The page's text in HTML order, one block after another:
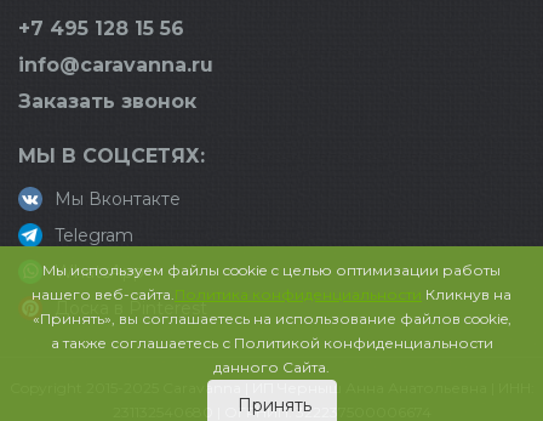
+7 495 128 15 56
info@caravanna.ru
Заказать звонок
МЫ В СОЦСЕТЯХ:
Мы Вконтакте
Telegram
WhatsApp
Доска в Pinterest
Copyright 2015-2025 Caravanna | ИП Черныш Анна Анатольевна | ИНН:
231132540680 | ОГРНИП: 322237500006674
Мы используем файлы cookie с целью оптимизации работы
нашего веб-сайта.Политика конфиденциальности Кликнув на
«Принять», вы соглашаетесь на использование файлов cookie,
а также соглашаетесь с Политикой конфиденциальности
данного Сайта.
Принять